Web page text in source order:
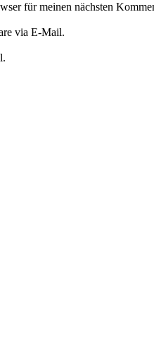
für meinen nächsten
via E-Mail.